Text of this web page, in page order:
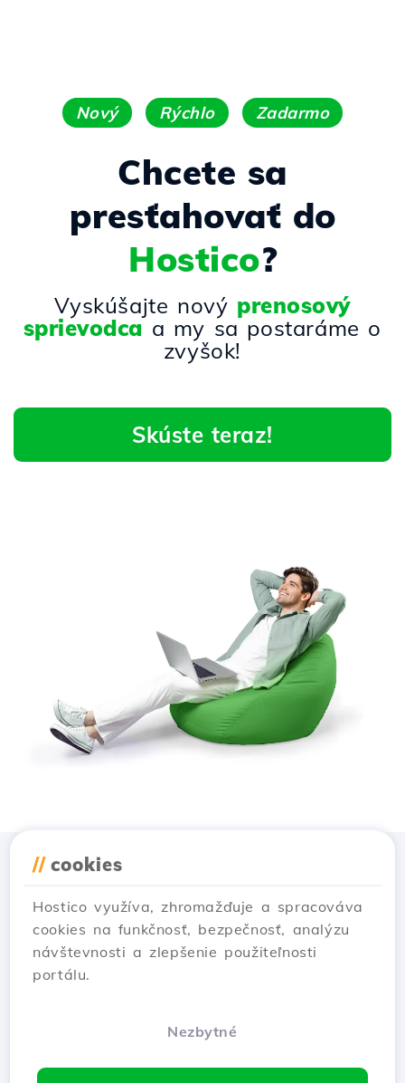
Nový Rýchlo Zadarmo
Chcete sa
presťahovať do
Hostico?
Vyskúšajte nový prenosový
sprievodca a my sa postaráme o
zvyšok!
Skúste teraz!
// cookies
Hostico využíva, zhromažďuje a spracováva
cookies na funkčnosť, bezpečnosť, analýzu
návštevnosti a zlepšenie použiteľnosti
portálu.
Nezbytné
Stiahnuť aplikáciu